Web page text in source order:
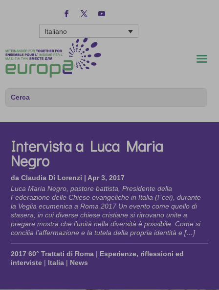
Italiano
Intervista a Luca Maria
Negro
daClaudia Di Lorenzi | Apr 3, 2017
Luca Maria Negro, pastore battista, Presidente della
Federazione delle Chiese evangeliche in Italia (Fcei), durante
la Veglia ecumenica a Roma 2017 Un evento come quello di
stasera, in cui diverse chiese cristiane si ritrovano unite a
pregare mostra che l’unità nella diversità è possibile. Come si
concilia l’affermazione e la tutela della propria identità e […]
2017 60° Trattati di Roma | Esperienze, riflessioni ed
interviste | Italia | News